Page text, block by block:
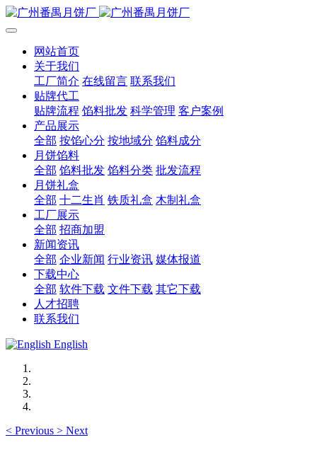
网站首页
关于我们
工厂简介 在线留言 联系我们
贴牌代工
贴牌流程 馅料批发 科学管理 客户案例
产品展示
全部 按馅心分 按地域分 馅料成分
月饼馅料
全部 馅料批发 馅料分类 批发流程
月饼礼盒
全部 十二生肖 铁质礼盒 木制礼盒
工厂展示
全部 招商加盟
新闻资讯
全部 企业新闻 行业资讯 媒体报道
下载中心
全部 软件下载 文件下载 其它下载
人才招聘
联系我们
English
< Previous > Next